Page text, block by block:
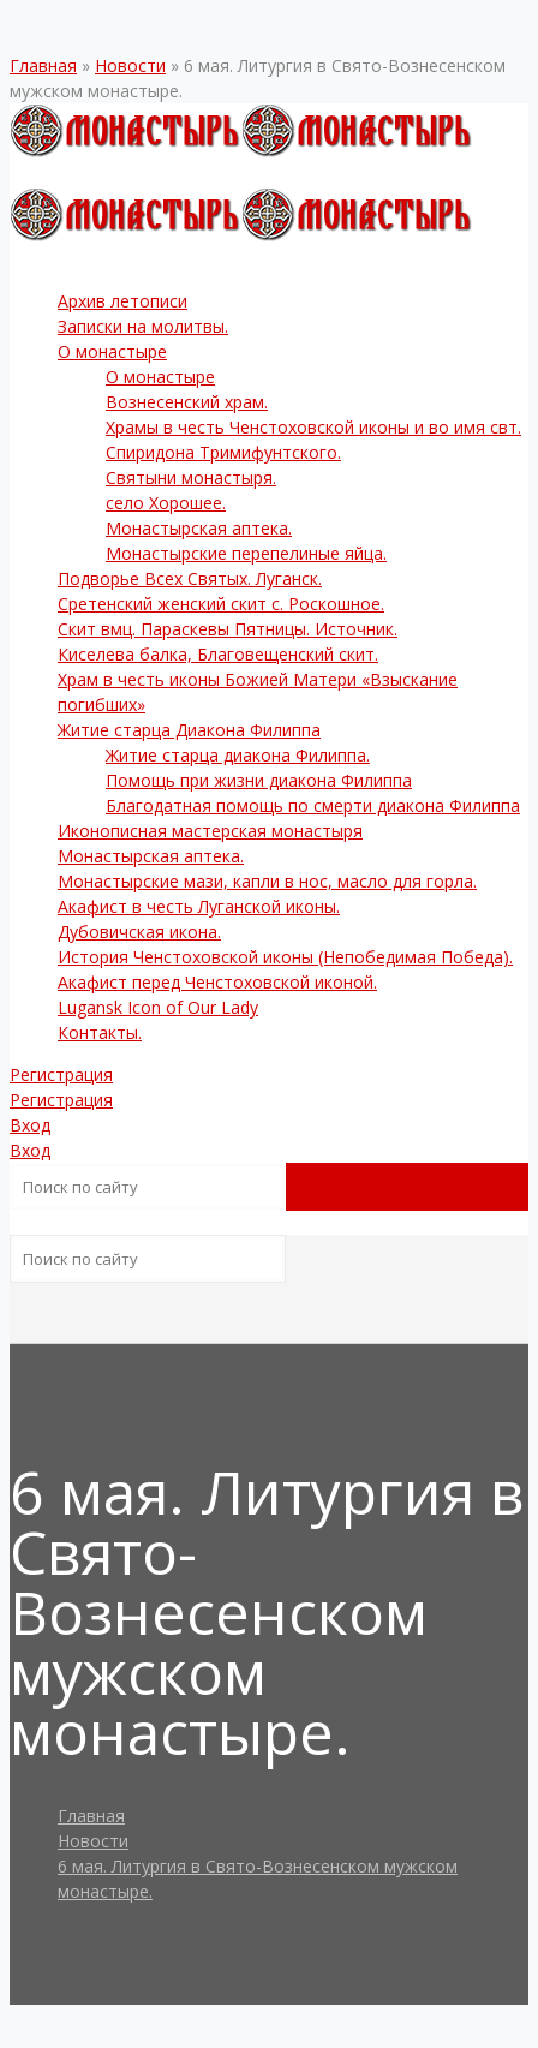
Главная » Новости » 6 мая. Литургия в Свято-Вознесенском
мужском монастыре.
Архив летописи
Записки на молитвы.
О монастыре
О монастыре
Вознесенский храм.
Храмы в честь Ченстоховской иконы и во имя свт.
Спиридона Тримифунтского.
Святыни монастыря.
село Хорошее.
Монастырская аптека.
Монастырские перепелиные яйца.
Подворье Всех Святых. Луганск.
Сретенский женский скит с. Роскошное.
Скит вмц. Параскевы Пятницы. Источник.
Киселева балка, Благовещенский скит.
Храм в честь иконы Божией Матери «Взыскание
погибших»
Житие старца Диакона Филиппа
Житие старца диакона Филиппа.
Помощь при жизни диакона Филиппа
Благодатная помощь по смерти диакона Филиппа
Иконописная мастерская монастыря
Монастырская аптека.
Монастырские мази, капли в нос, масло для горла.
Акафист в честь Луганской иконы.
Дубовичская икона.
История Ченстоховской иконы (Непобедимая Победа).
Акафист перед Ченстоховской иконой.
Lugansk Icon of Our Lady
Контакты.
Регистрация
Регистрация
Вход
Вход
6 мая. Литургия в
Свято-
Вознесенском
мужском
монастыре.
Главная
Новости
6 мая. Литургия в Свято-Вознесенском мужском
монастыре.